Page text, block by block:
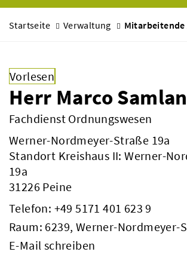
Startseite Verwaltung Mitarbeitende
Vorlesen
Herr Marco
Fachdienst Ordnungswesen
Werner-Nordmeyer-Straße 19a
Standort Kreishaus II: Werner-
19a
31226 Peine
Telefon: +49 5171 401 623 9
Raum: 6239, Werner-Nordmeyer-
E-Mail schreiben